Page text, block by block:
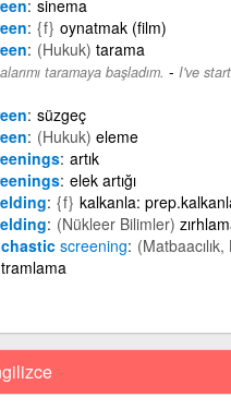
sinema
{f} oynatmak (film)
(Hukuk) tarama
taramaya başladım. - I've
süzgeç
(Hukuk) eleme
artık
elek artığı
{f} kalkanla:
(Nükleer Bilimler)
screening (Matbaacılık,